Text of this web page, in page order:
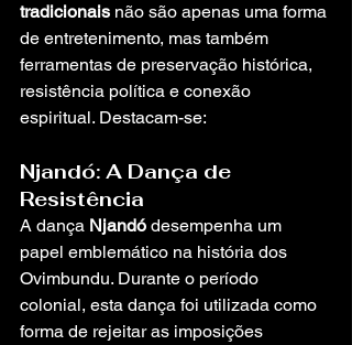
tradicionais não são apenas uma forma
de entretenimento, mas também
ferramentas de preservação histórica,
resistência política e conexão
espiritual. Destacam-se:
Njandó: A Dança de
Resistência
A dança Njandó desempenha um
papel emblemático na história dos
Ovimbundu. Durante o período
colonial, esta dança foi utilizada como
forma de rejeitar as imposições